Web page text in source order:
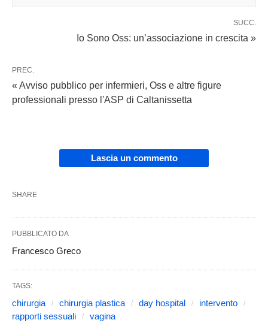
SUCC.
Io Sono Oss: un’associazione in crescita »
PREC.
« Avviso pubblico per infermieri, Oss e altre figure
professionali presso l'ASP di Caltanissetta
Lascia un commento
SHARE
PUBBLICATO DA
Francesco Greco
TAGS:
chirurgia chirurgia plastica day hospital
intervento
rapporti sessuali
vagina